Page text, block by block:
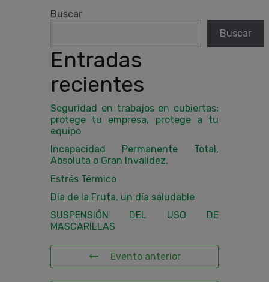
Buscar
Buscar
Entradas
recientes
Seguridad en trabajos en cubiertas:
protege tu empresa, protege a tu
equipo
Incapacidad Permanente Total,
Absoluta o Gran Invalidez.
Estrés Térmico
Día de la Fruta, un día saludable
SUSPENSIÓN DEL USO DE
MASCARILLAS
Evento anterior